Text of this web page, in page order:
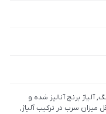
آلیاژ برنج آنالیز شده و
میزان سرب در ترکیب آلیاژ,